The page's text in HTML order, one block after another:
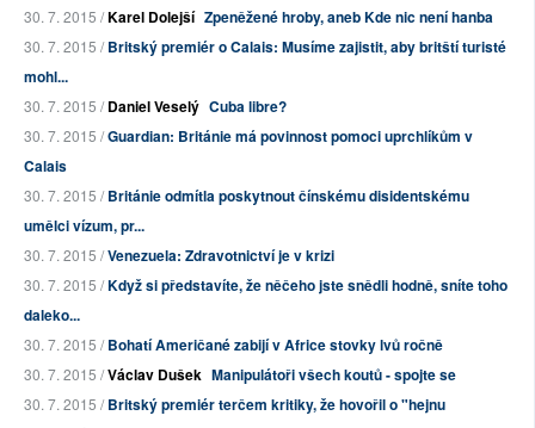
30. 7. 2015 /Karel Dolejší Zpeněžené hroby, aneb Kde nic není hanba
30. 7. 2015 /Britský premiér o Calais: Musíme zajistit, aby britští turisté
mohl...
30. 7. 2015 /Daniel Veselý Cuba libre?
30. 7. 2015 /Guardian: Británie má povinnost pomoci uprchlíkům v
Calais
30. 7. 2015 /Británie odmítla poskytnout čínskému disidentskému
umělci vízum, pr...
30. 7. 2015 /Venezuela: Zdravotnictví je v krizi
30. 7. 2015 /Když si představíte, že něčeho jste snědli hodně, sníte toho
daleko...
30. 7. 2015 /Bohatí Američané zabijí v Africe stovky lvů ročně
30. 7. 2015 /Václav Dušek Manipulátoři všech koutů - spojte se
30. 7. 2015 /Britský premiér terčem kritiky, že hovořil o "hejnu